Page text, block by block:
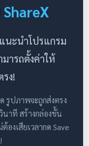
ShareX
นะนำโปรแกรม
มารถตั้งค่าให้
ง!
ปภาพจะถูกส่งตรง
นาที สร้างกล่องขั้น
งเสียเวลากด Save